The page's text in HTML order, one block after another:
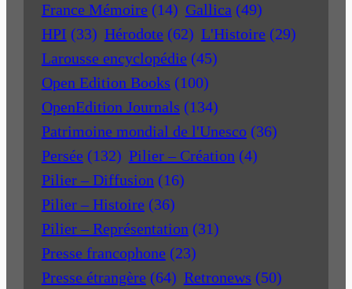
France Mémoire (14) Gallica (49)
HPI (33) Hérodote (62) L'Histoire (29)
Larousse encyclopédie (45)
Open Edition Books (100)
OpenEdition Journals (134)
Patrimoine mondial de l'Unesco (36)
Persée (132) Pilier – Création (4)
Pilier – Diffusion (16)
Pilier – Histoire (36)
Pilier – Représentation (31)
Presse francophone (23)
Presse étrangère (64) Retronews (50)